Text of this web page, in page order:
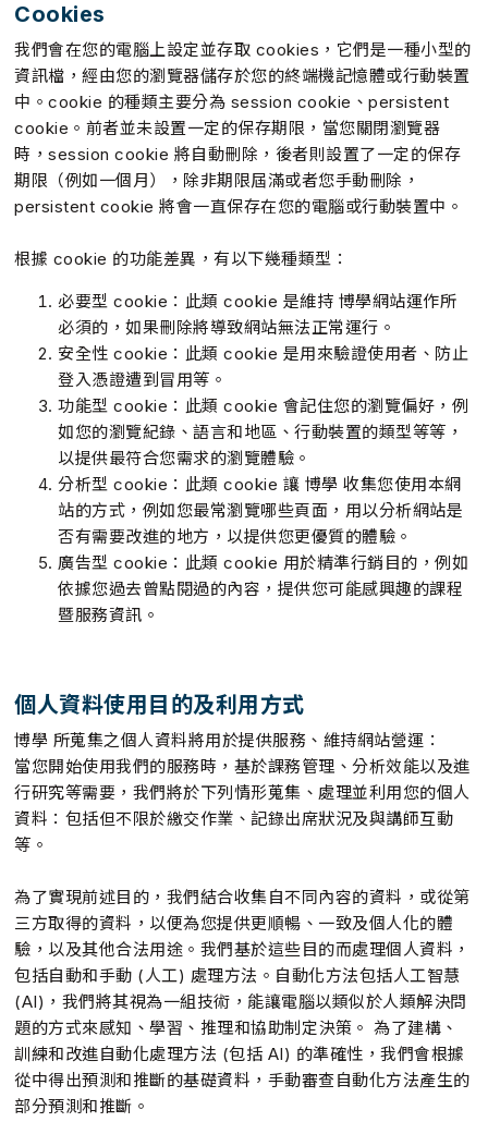
Cookies
我們會在您的電腦上設定並存取 cookies，它們是一種小型的
資訊檔，經由您的瀏覽器儲存於您的終端機記憶體或行動裝置
中。cookie 的種類主要分為 session cookie、persistent
cookie。前者並未設置一定的保存期限，當您關閉瀏覽器
時，session cookie 將自動刪除，後者則設置了一定的保存
期限（例如一個月），除非期限屆滿或者您手動刪除，
persistent cookie 將會一直保存在您的電腦或行動裝置中。
根據 cookie 的功能差異，有以下幾種類型：
必要型 cookie：此類 cookie 是維持 博學網站運作所
必須的，如果刪除將導致網站無法正常運行。
安全性 cookie：此類 cookie 是用來驗證使用者、防止
登入憑證遭到冒用等。
功能型 cookie：此類 cookie 會記住您的瀏覽偏好，例
如您的瀏覽紀錄、語言和地區、行動裝置的類型等等，
以提供最符合您需求的瀏覽體驗。
分析型 cookie：此類 cookie 讓 博學 收集您使用本網
站的方式，例如您最常瀏覽哪些頁面，用以分析網站是
否有需要改進的地方，以提供您更優質的體驗。
廣告型 cookie：此類 cookie 用於精準行銷目的，例如
依據您過去曾點閱過的內容，提供您可能感興趣的課程
暨服務資訊。
個人資料使用目的及利用方式
博學 所蒐集之個人資料將用於提供服務、維持網站營運：
當您開始使用我們的服務時，基於課務管理、分析效能以及進
行研究等需要，我們將於下列情形蒐集、處理並利用您的個人
資料：包括但不限於繳交作業、記錄出席狀況及與講師互動
等。
為了實現前述目的，我們結合收集自不同內容的資料，或從第
三方取得的資料，以便為您提供更順暢、一致及個人化的體
驗，以及其他合法用途。我們基於這些目的而處理個人資料，
包括自動和手動 (人工) 處理方法。自動化方法包括人工智慧
(AI)，我們將其視為一組技術，能讓電腦以類似於人類解決問
題的方式來感知、學習、推理和協助制定決策。 為了建構、
訓練和改進自動化處理方法 (包括 AI) 的準確性，我們會根據
從中得出預測和推斷的基礎資料，手動審查自動化方法產生的
部分預測和推斷。